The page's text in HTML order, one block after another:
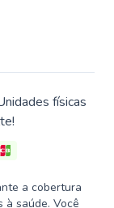
físicas
a cobertura
à saúde. Você